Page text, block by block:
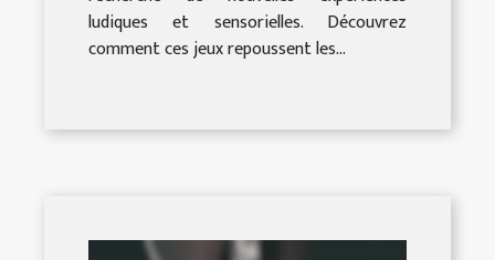
ludiques et sensorielles. Découvrez
comment ces jeux repoussent les...